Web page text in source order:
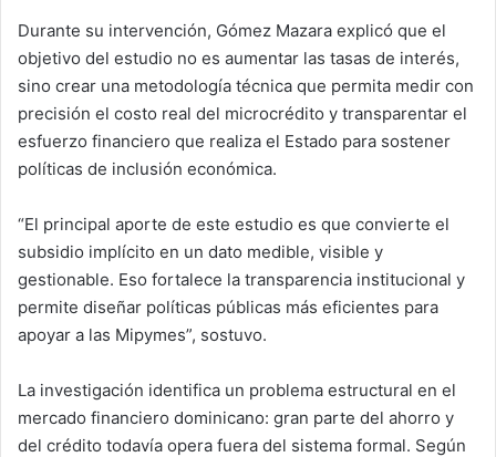
Durante su intervención, Gómez Mazara explicó que el
objetivo del estudio no es aumentar las tasas de interés,
sino crear una metodología técnica que permita medir con
precisión el costo real del microcrédito y transparentar el
esfuerzo financiero que realiza el Estado para sostener
políticas de inclusión económica.
“El principal aporte de este estudio es que convierte el
subsidio implícito en un dato medible, visible y
gestionable. Eso fortalece la transparencia institucional y
permite diseñar políticas públicas más eficientes para
apoyar a las Mipymes”, sostuvo.
La investigación identifica un problema estructural en el
mercado financiero dominicano: gran parte del ahorro y
del crédito todavía opera fuera del sistema formal. Según